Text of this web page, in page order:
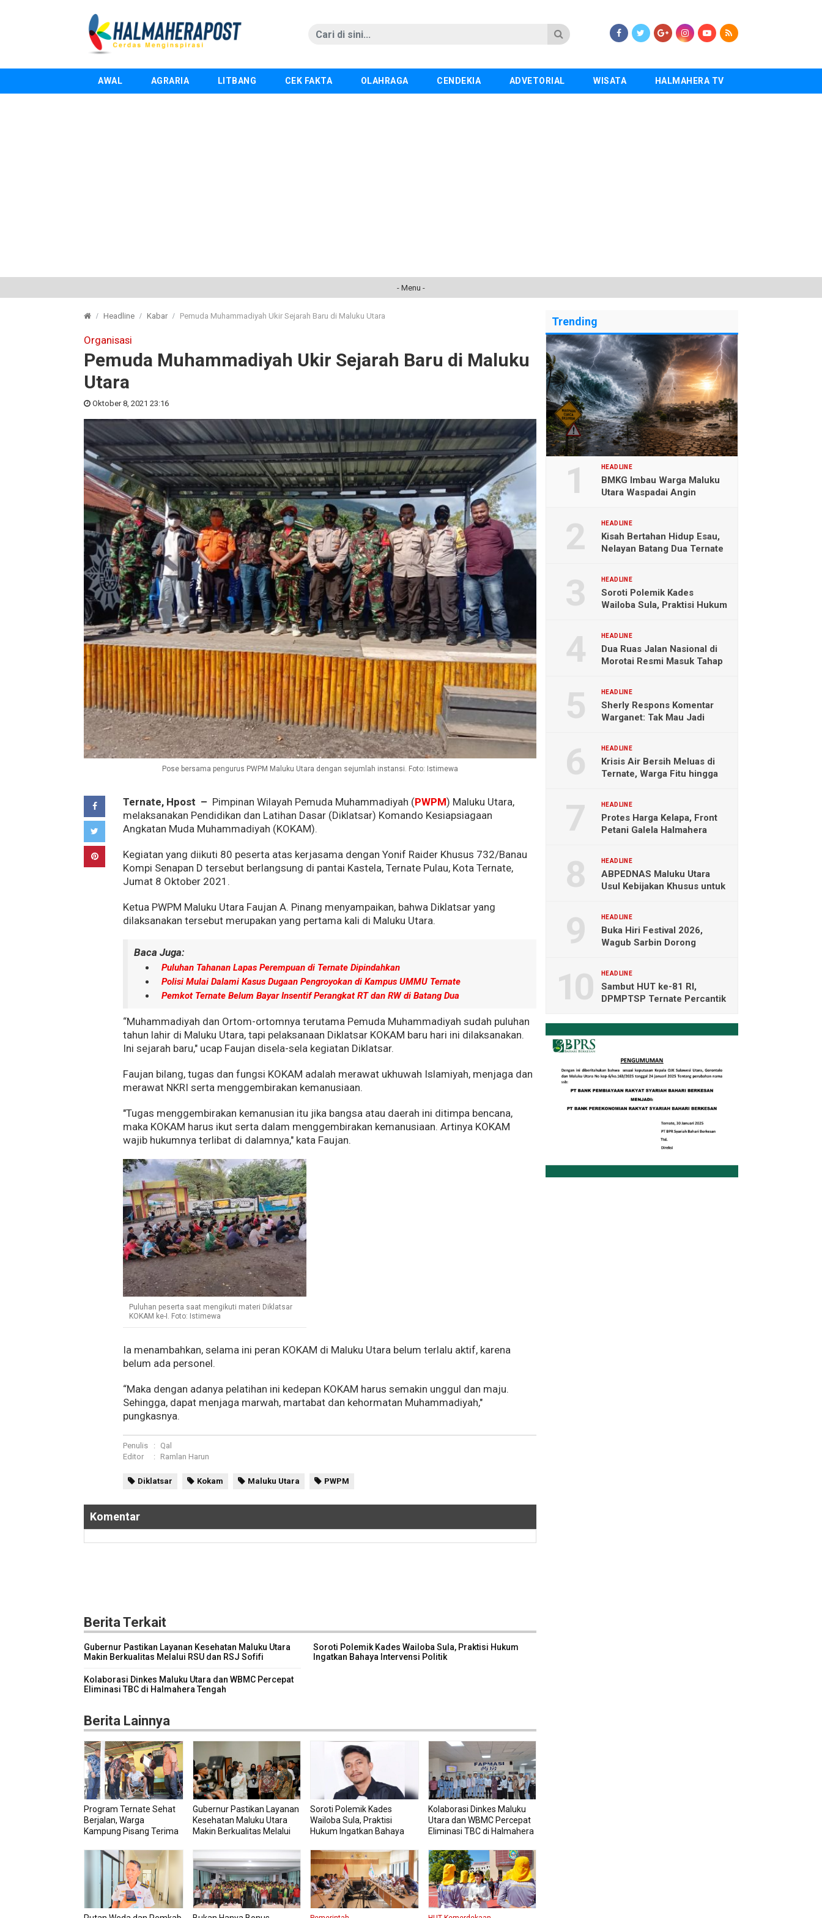
AWAL AGRARIA LITBANG CEK FAKTA OLAHRAGA CENDEKIA ADVETORIAL WISATA HALMAHERA TV
- Menu -
Headline Kabar Pemuda Muhammadiyah Ukir Sejarah Baru di Maluku Utara
Organisasi
Pemuda Muhammadiyah Ukir Sejarah Baru di Maluku
Utara
Oktober 8, 2021 23:16
Pose bersama pengurus PWPM Maluku Utara dengan sejumlah instansi. Foto: Istimewa
Ternate, Hpost – Pimpinan Wilayah Pemuda Muhammadiyah (PWPM) Maluku Utara,
melaksanakan Pendidikan dan Latihan Dasar (Diklatsar) Komando Kesiapsiagaan
Angkatan Muda Muhammadiyah (KOKAM).
Kegiatan yang diikuti 80 peserta atas kerjasama dengan Yonif Raider Khusus 732/Banau
Kompi Senapan D tersebut berlangsung di pantai Kastela, Ternate Pulau, Kota Ternate,
Jumat 8 Oktober 2021.
Ketua PWPM Maluku Utara Faujan A. Pinang menyampaikan, bahwa Diklatsar yang
dilaksanakan tersebut merupakan yang pertama kali di Maluku Utara.
Baca Juga:
Puluhan Tahanan Lapas Perempuan di Ternate Dipindahkan
Polisi Mulai Dalami Kasus Dugaan Pengroyokan di Kampus UMMU Ternate
Pemkot Ternate Belum Bayar Insentif Perangkat RT dan RW di Batang Dua
“Muhammadiyah dan Ortom-ortomnya terutama Pemuda Muhammadiyah sudah puluhan
tahun lahir di Maluku Utara, tapi pelaksanaan Diklatsar KOKAM baru hari ini dilaksanakan.
Ini sejarah baru," ucap Faujan disela-sela kegiatan Diklatsar.
Faujan bilang, tugas dan fungsi KOKAM adalah merawat ukhuwah Islamiyah, menjaga dan
merawat NKRI serta menggembirakan kemanusiaan.
"Tugas menggembirakan kemanusian itu jika bangsa atau daerah ini ditimpa bencana,
maka KOKAM harus ikut serta dalam menggembirakan kemanusiaan. Artinya KOKAM
wajib hukumnya terlibat di dalamnya," kata Faujan.
Puluhan peserta saat mengikuti materi Diklatsar
KOKAM ke-I. Foto: Istimewa
Ia menambahkan, selama ini peran KOKAM di Maluku Utara belum terlalu aktif, karena
belum ada personel.
“Maka dengan adanya pelatihan ini kedepan KOKAM harus semakin unggul dan maju.
Sehingga, dapat menjaga marwah, martabat dan kehormatan Muhammadiyah,"
pungkasnya.
Penulis :
Qal
Editor
: Ramlan Harun
Diklatsar Kokam Maluku Utara PWPM
Komentar
Berita Terkait
Gubernur Pastikan Layanan Kesehatan Maluku Utara
Makin Berkualitas Melalui RSU dan RSJ Sofifi
Soroti Polemik Kades Wailoba Sula, Praktisi Hukum
Ingatkan Bahaya Intervensi Politik
Kolaborasi Dinkes Maluku Utara dan WBMC Percepat
Eliminasi TBC di Halmahera Tengah
Berita Lainnya
Program Ternate Sehat
Berjalan, Warga
Kampung Pisang Terima
Gubernur Pastikan Layanan
Kesehatan Maluku Utara
Makin Berkualitas Melalui
Soroti Polemik Kades
Wailoba Sula, Praktisi
Hukum Ingatkan Bahaya
Kolaborasi Dinkes Maluku
Utara dan WBMC Percepat
Eliminasi TBC di Halmahera
Trending
HEADLINE
BMKG Imbau Warga Maluku
Utara Waspadai Angin
HEADLINE
Kisah Bertahan Hidup Esau,
Nelayan Batang Dua Ternate
HEADLINE
Soroti Polemik Kades
Wailoba Sula, Praktisi Hukum
HEADLINE
Dua Ruas Jalan Nasional di
Morotai Resmi Masuk Tahap
HEADLINE
Sherly Respons Komentar
Warganet: Tak Mau Jadi
HEADLINE
Krisis Air Bersih Meluas di
Ternate, Warga Fitu hingga
HEADLINE
Protes Harga Kelapa, Front
Petani Galela Halmahera
HEADLINE
ABPEDNAS Maluku Utara
Usul Kebijakan Khusus untuk
HEADLINE
Buka Hiri Festival 2026,
Wagub Sarbin Dorong
HEADLINE
Sambut HUT ke-81 RI,
DPMPTSP Ternate Percantik
Merah Putih